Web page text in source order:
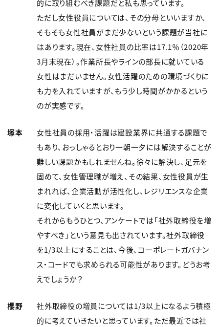
的に取り組むべき課題だと私も思っています。
ただし女性役員については、その分母といいますか、
そもそも女性社員がまだ少ないという課題が当社に
はあります。現在、女性社員の比率は17.1％（2020年
3月末現在）。作業所長やラインの部長に就いている
女性はまだいません。女性活躍のための環境づくりに
も力を入れていますが、もう少し時間がかかるという
のが実感です。
塚本
女性社員の採用・活躍は建設業界に共通する課題で
もあり、おっしゃるとおり一朝一夕には解決することが
難しい課題かもしれませんね。徐々に解決し、足元を
固めて、女性管理職が増え、その結果、女性役員が生
まれれば、企業活動が活性化し、レジリエンスな企業
に変化していくと思います。
それからもうひとつ、アンケートでは「社外取締役を増
やすべき」という意見も出されています。社外取締役
を1/3以上にすることは、今後、コーポレートガバナン
ス・コードでも求められる可能性があります。どうお考
えでしょうか？
櫻野
社外取締役の増員については1/3以上になるよう積極
的に考えていきたいと思っています。ただ最近では社